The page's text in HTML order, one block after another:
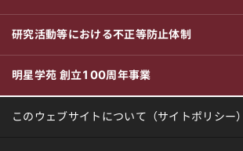
研究活動等における不正等防止体制
明星学苑 創立100周年事業
このウェブサイトについて（サイトポリシー）